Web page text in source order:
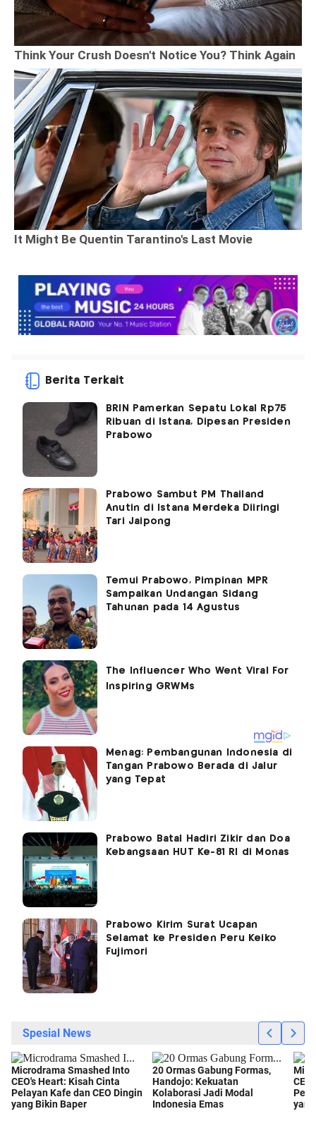
Berita Terkait
BRIN Pamerkan Sepatu Lokal Rp75
Ribuan di Istana, Dipesan Presiden
Prabowo
Prabowo Sambut PM Thailand
Anutin di Istana Merdeka Diiringi
Tari Jaipong
Temui Prabowo, Pimpinan MPR
Sampaikan Undangan Sidang
Tahunan pada 14 Agustus
Menag: Pembangunan Indonesia di
Tangan Prabowo Berada di Jalur
yang Tepat
Prabowo Batal Hadiri Zikir dan Doa
Kebangsaan HUT Ke-81 RI di Monas
Prabowo Kirim Surat Ucapan
Selamat ke Presiden Peru Keiko
Fujimori